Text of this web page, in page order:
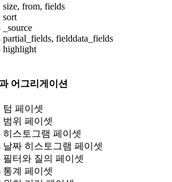
size, from, fields
sort
_source
partial_fields, fielddata_fields
highlight
어그리게이션
텀 페이셋
범위 페이셋
히스토그램 페이셋
날짜 히스토그램 페이셋
필터와 질의 페이셋
통계 페이셋